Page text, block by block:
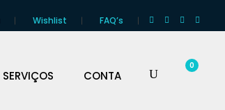
Wishlist FAQ’s
SERVIÇOS CONTA
0